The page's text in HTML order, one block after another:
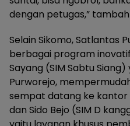
dengan petugas,”
Selain Sikomo, Satlantas
berbagai program
Sayang (SIM Sabtu
Purworejo,
sempat datang ke
dan Sido Bejo (SIM D